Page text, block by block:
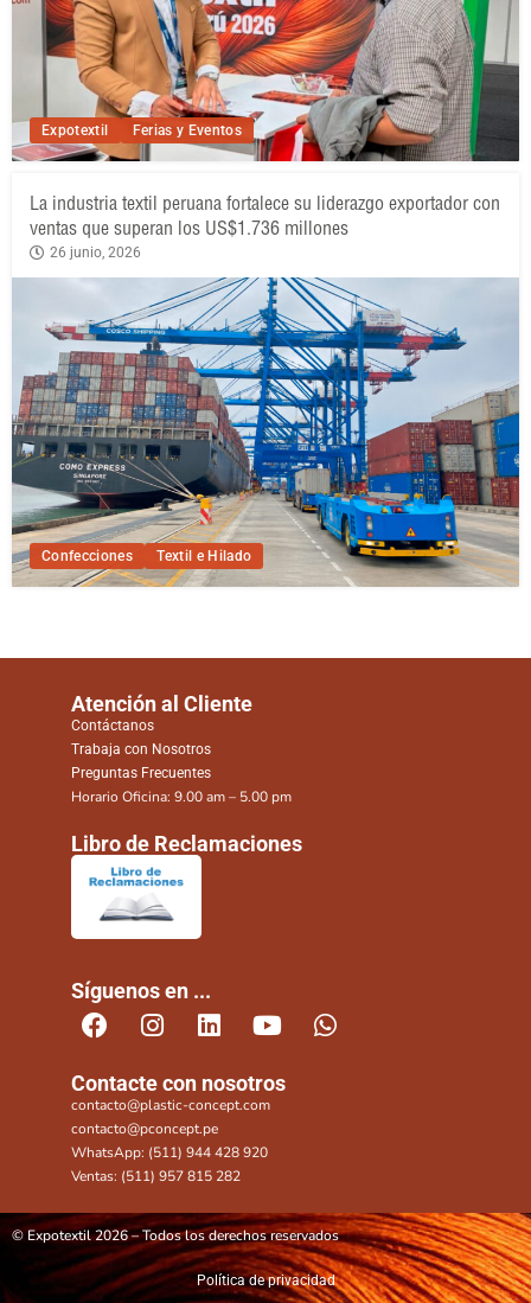
Expotextil Ferias y Eventos
Confecciones Textil e Hilado
La industria textil peruana fortalece su liderazgo exportador con
ventas que superan los US$1.736 millones
26 junio, 2026
Atención al Cliente
Contáctanos
Trabaja con Nosotros
Preguntas Frecuentes
Horario Oficina: 9.00 am – 5.00 pm
Libro de Reclamaciones
Síguenos en ...
Contacte con nosotros
contacto@plastic-concept.com
contacto@pconcept.pe
WhatsApp: (511) 944 428 920
Ventas: (511) 957 815 282
© Expotextil 2026 – Todos los derechos reservados
Política de privacidad